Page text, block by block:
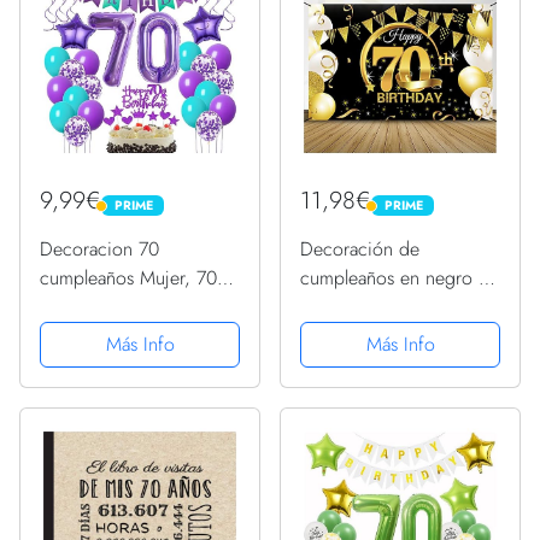
Dfiesta...
9,99€ PRIME
PRIME
Decoracion 70
cumpleaños Mujer, 70
Decoracion morado,
Decoracion cumpleaños
70 años Mujer, 70
morado decoracion tarta
70...
Más Info
11,98€ PRIME
PRIME
Decoración de
cumpleaños en negro y
cumpleaños, decoración
para fiesta de
cumpleaños para mujer y
extra grande,...
Más Info